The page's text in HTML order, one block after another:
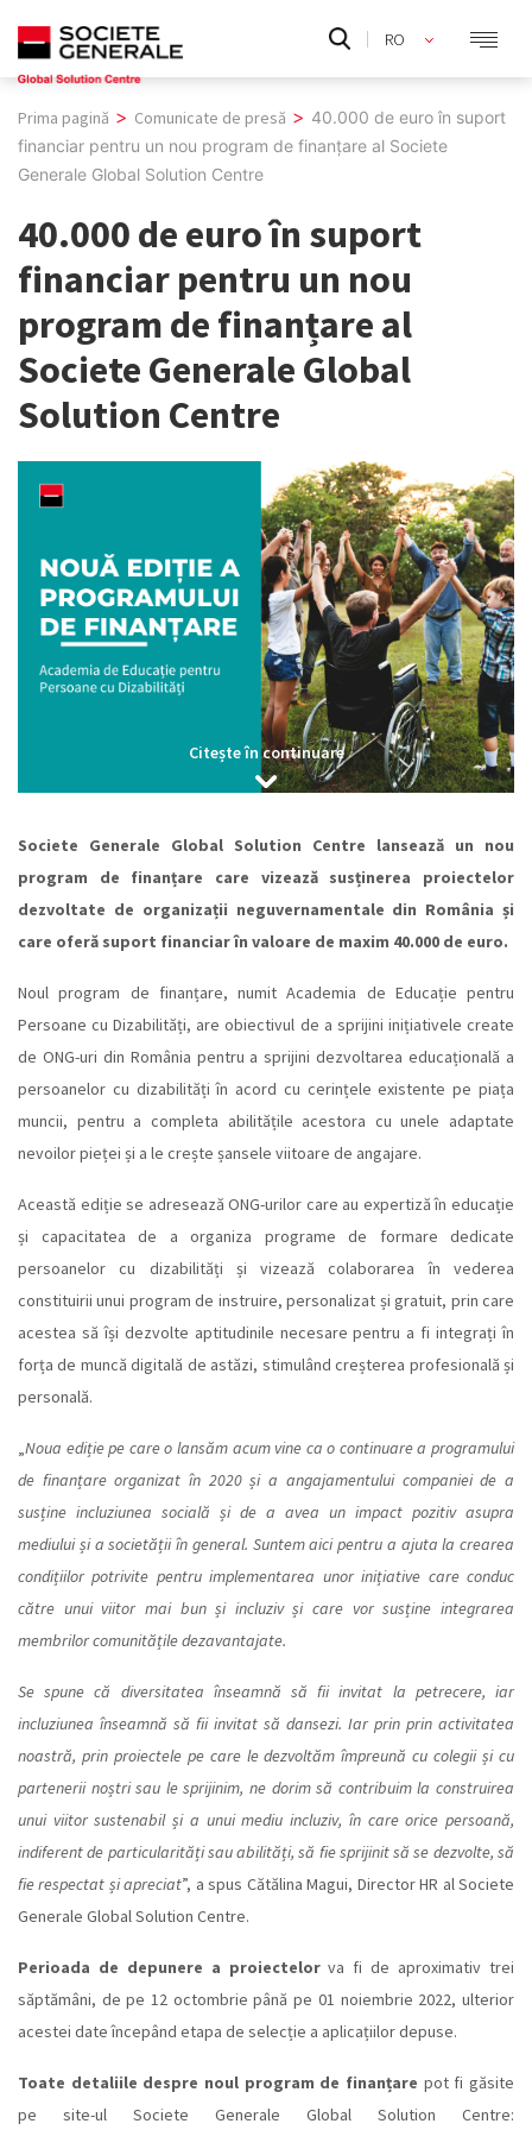
content
RO
Prima pagină > Comunicate de presă > 40.000 de euro în suport
financiar pentru un nou program de finanțare al Societe
Generale Global Solution Centre
40.000 de euro în suport
financiar pentru un nou
program de finanțare al
Societe Generale Global
Solution Centre
Citește în continuare
Societe Generale Global Solution Centre lansează un nou
program de finanțare care vizează susținerea proiectelor
dezvoltate de organizații neguvernamentale din România și
care oferă suport financiar în valoare de maxim 40.000 de euro.
Noul program de finanțare, numit Academia de Educație pentru
Persoane cu Dizabilități, are obiectivul de a sprijini inițiativele create
de ONG-uri din România pentru a sprijini dezvoltarea educațională a
persoanelor cu dizabilități în acord cu cerințele existente pe piața
muncii, pentru a completa abilitățile acestora cu unele adaptate
nevoilor pieței și a le crește șansele viitoare de angajare.
Această ediție se adresează ONG-urilor care au expertiză în educație
și capacitatea de a organiza programe de formare dedicate
persoanelor cu dizabilități și vizează colaborarea în vederea
constituirii unui program de instruire, personalizat și gratuit, prin care
acestea să își dezvolte aptitudinile necesare pentru a fi integrați în
forța de muncă digitală de astăzi, stimulând creșterea profesională și
personală.
„Noua ediție pe care o lansăm acum vine ca o continuare a programului
de finanțare organizat în 2020 și a angajamentului companiei de a
susține incluziunea socială și de a avea un impact pozitiv asupra
mediului și a societății în general. Suntem aici pentru a ajuta la crearea
condițiilor potrivite pentru implementarea unor inițiative care conduc
către unui viitor mai bun și incluziv și care vor susține integrarea
membrilor comunitățile dezavantajate.
Se spune că diversitatea înseamnă să fii invitat la petrecere, iar
incluziunea înseamnă să fii invitat să dansezi. Iar prin prin activitatea
noastră, prin proiectele pe care le dezvoltăm împreună cu colegii și cu
partenerii noștri sau le sprijinim, ne dorim să contribuim la construirea
unui viitor sustenabil și a unui mediu incluziv, în care orice persoană,
indiferent de particularități sau abilități, să fie sprijinit să se dezvolte, să
fie respectat și apreciat”, a spus Cătălina Magui, Director HR al Societe
Generale Global Solution Centre.
Perioada de depunere a proiectelorva fi de aproximativ trei
săptămâni, de pe 12 octombrie până pe 01 noiembrie 2022, ulterior
acestei date începând etapa de selecție a aplicațiilor depuse.
Toate detaliile despre noul program de finanțare pot fi găsite
pe site-ul Societe Generale Global Solution Centre: